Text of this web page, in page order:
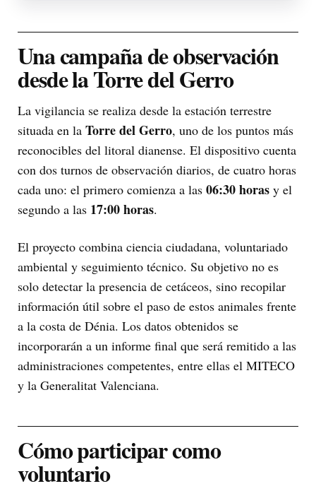
Una campaña de observación
desde la Torre del Gerro
La vigilancia se realiza desde la estación terrestre
situada en la Torre del Gerro, uno de los puntos más
reconocibles del litoral dianense. El dispositivo cuenta
con dos turnos de observación diarios, de cuatro horas
cada uno: el primero comienza a las 06:30 horas y el
segundo a las 17:00 horas.
El proyecto combina ciencia ciudadana, voluntariado
ambiental y seguimiento técnico. Su objetivo no es
solo detectar la presencia de cetáceos, sino recopilar
información útil sobre el paso de estos animales frente
a la costa de Dénia. Los datos obtenidos se
incorporarán a un informe final que será remitido a las
administraciones competentes, entre ellas el MITECO
y la Generalitat Valenciana.
Cómo participar como
voluntario